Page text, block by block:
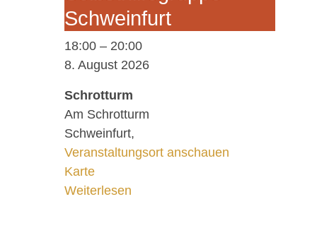
Schwein­furt
18:00 – 20:00
8. August 2026
Schrotturm
Am Schrotturm
Schweinfurt,
Veranstaltungsort anschauen
KarteSchrotturm
Weiterlesen